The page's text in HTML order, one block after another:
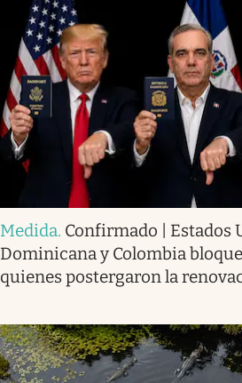
Medida. Confirmado | Estados
Dominicana y Colombia
quienes postergaron la